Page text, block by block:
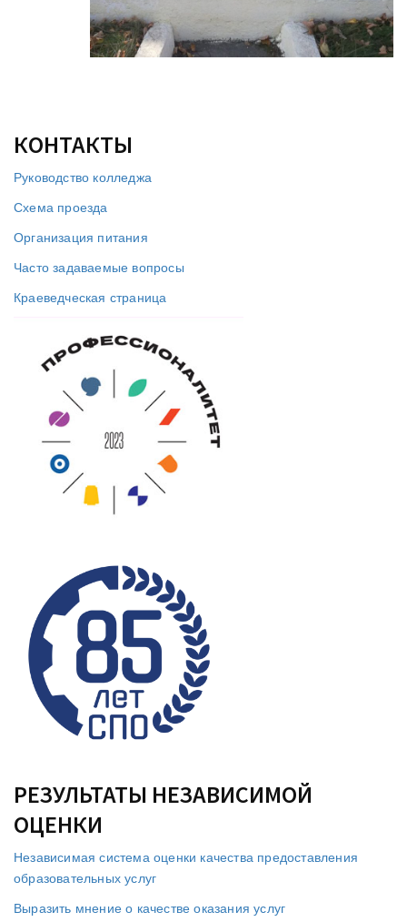
КОНТАКТЫ
Руководство колледжа
Схема проезда
Организация питания
Часто задаваемые вопросы
Краеведческая страница
РЕЗУЛЬТАТЫ НЕЗАВИСИМОЙ
ОЦЕНКИ
Независимая система оценки качества предоставления
образовательных услуг
Выразить мнение о качестве оказания услуг